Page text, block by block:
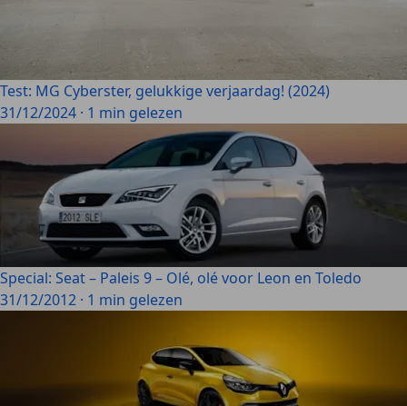
Test: MG Cyberster, gelukkige verjaardag! (2024)
31/12/2024 · 1 min gelezen
Special: Seat – Paleis 9 – Olé, olé voor Leon en Toledo
31/12/2012 · 1 min gelezen